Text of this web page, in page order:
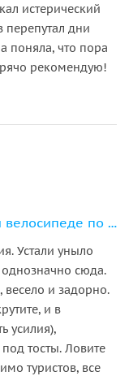
истерический
перепутал дни
поняла, что пора
рекомендую!
«Пять мостов»: катание на пивном велосипеде по острову Канта
Устали уныло
сюда.
и задорно.
и в
усилия),
тосты. Ловите
туристов, все